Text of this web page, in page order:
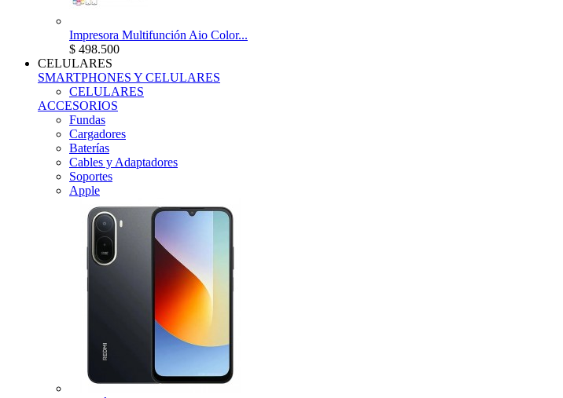
Impresora Multifunción Aio Color...
$ 498.500
CELULARES
SMARTPHONES Y CELULARES
CELULARES
ACCESORIOS
Fundas
Cargadores
Baterías
Cables y Adaptadores
Soportes
Apple